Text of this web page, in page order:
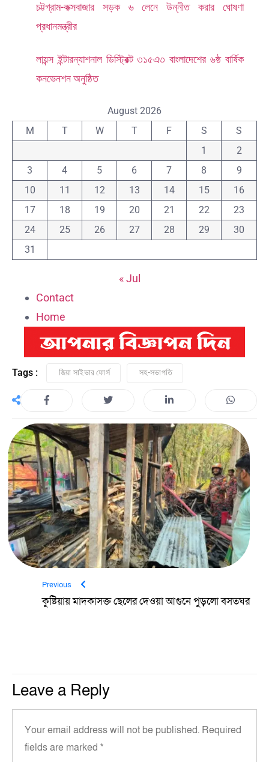
চট্টগ্রাম-কক্সবাজার সড়ক ৬ লেনে উন্নীত করার ঘোষণা
প্রধানমন্ত্রীর
লায়ন্স ইন্টারন্যাশনাল ডিস্ট্রিক্ট ৩১৫এ৩ বাংলাদেশের ৬ষ্ঠ বার্ষিক
কনভেনশন অনুষ্ঠিত
August 2026
M
T W T F S
S
1
2
3
4 5 6 7 8
9
10
11 12 13 14 15
16
17
18 19 20 21 22
23
24
25 26 27 28 29
30
31
« Jul
Contact
Home
Tags : জিয়া সাইভার ফোর্স সহ-সভাপতি
Previous
কুষ্টিয়ায় মাদকাসক্ত ছেলের দেওয়া আগুনে পুড়লো বসতঘর
Leave a Reply
Your email address will not be published. Required
fields are marked *